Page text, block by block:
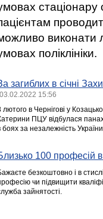
стаціонару
виконати
поліклініки.
загиблих в січні
03.02.2022 15:56
лютого в Чернігові у
ПЦУ відбулася
боях за незалежність
100 професій
безкоштовно і в
чи підвищити
зайнятості.